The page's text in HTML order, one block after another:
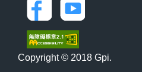
Copyright © 2018 Gpi.